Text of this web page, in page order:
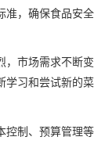
准，确保食品安全
市场需求不断变
学习和尝试新的菜
控制、预算管理等